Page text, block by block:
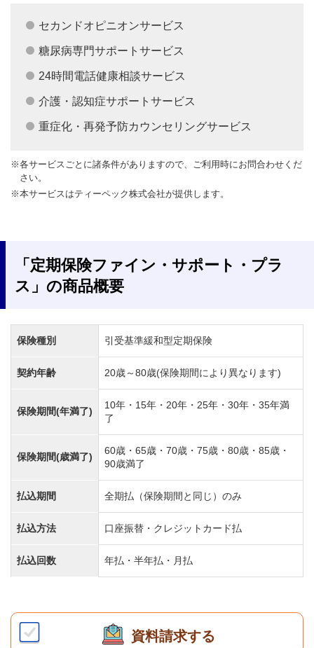
セカンドオピニオンサービス
糖尿病専門サポートサービス
24時間電話健康相談サービス
介護・認知症サポートサービス
重症化・再発予防カウンセリングサービス
※各サービスごとに諸条件がありますので、ご利用時にお問合わせくだ
さい。
※本サービスはティーペック株式会社が提供します。
「定期保険ファイン・サポート・プラ
ス」の商品概要
保険種別 引受基準緩和型定期保険
契約年齢 20歳～80歳(保険期間により異なります)
保険期間(年満了)
10年・15年・20年・25年・30年・35年満
了
保険期間(歳満了)
60歳・65歳・70歳・75歳・80歳・85歳・
90歳満了
払込期間 全期払（保険期間と同じ）のみ
払込方法 口座振替・クレジットカード払
払込回数 年払・半年払・月払
資料請求する